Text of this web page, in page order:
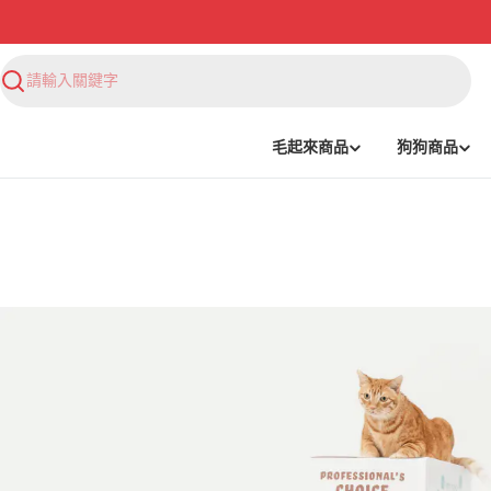
搜
毛起來商品
狗狗商品